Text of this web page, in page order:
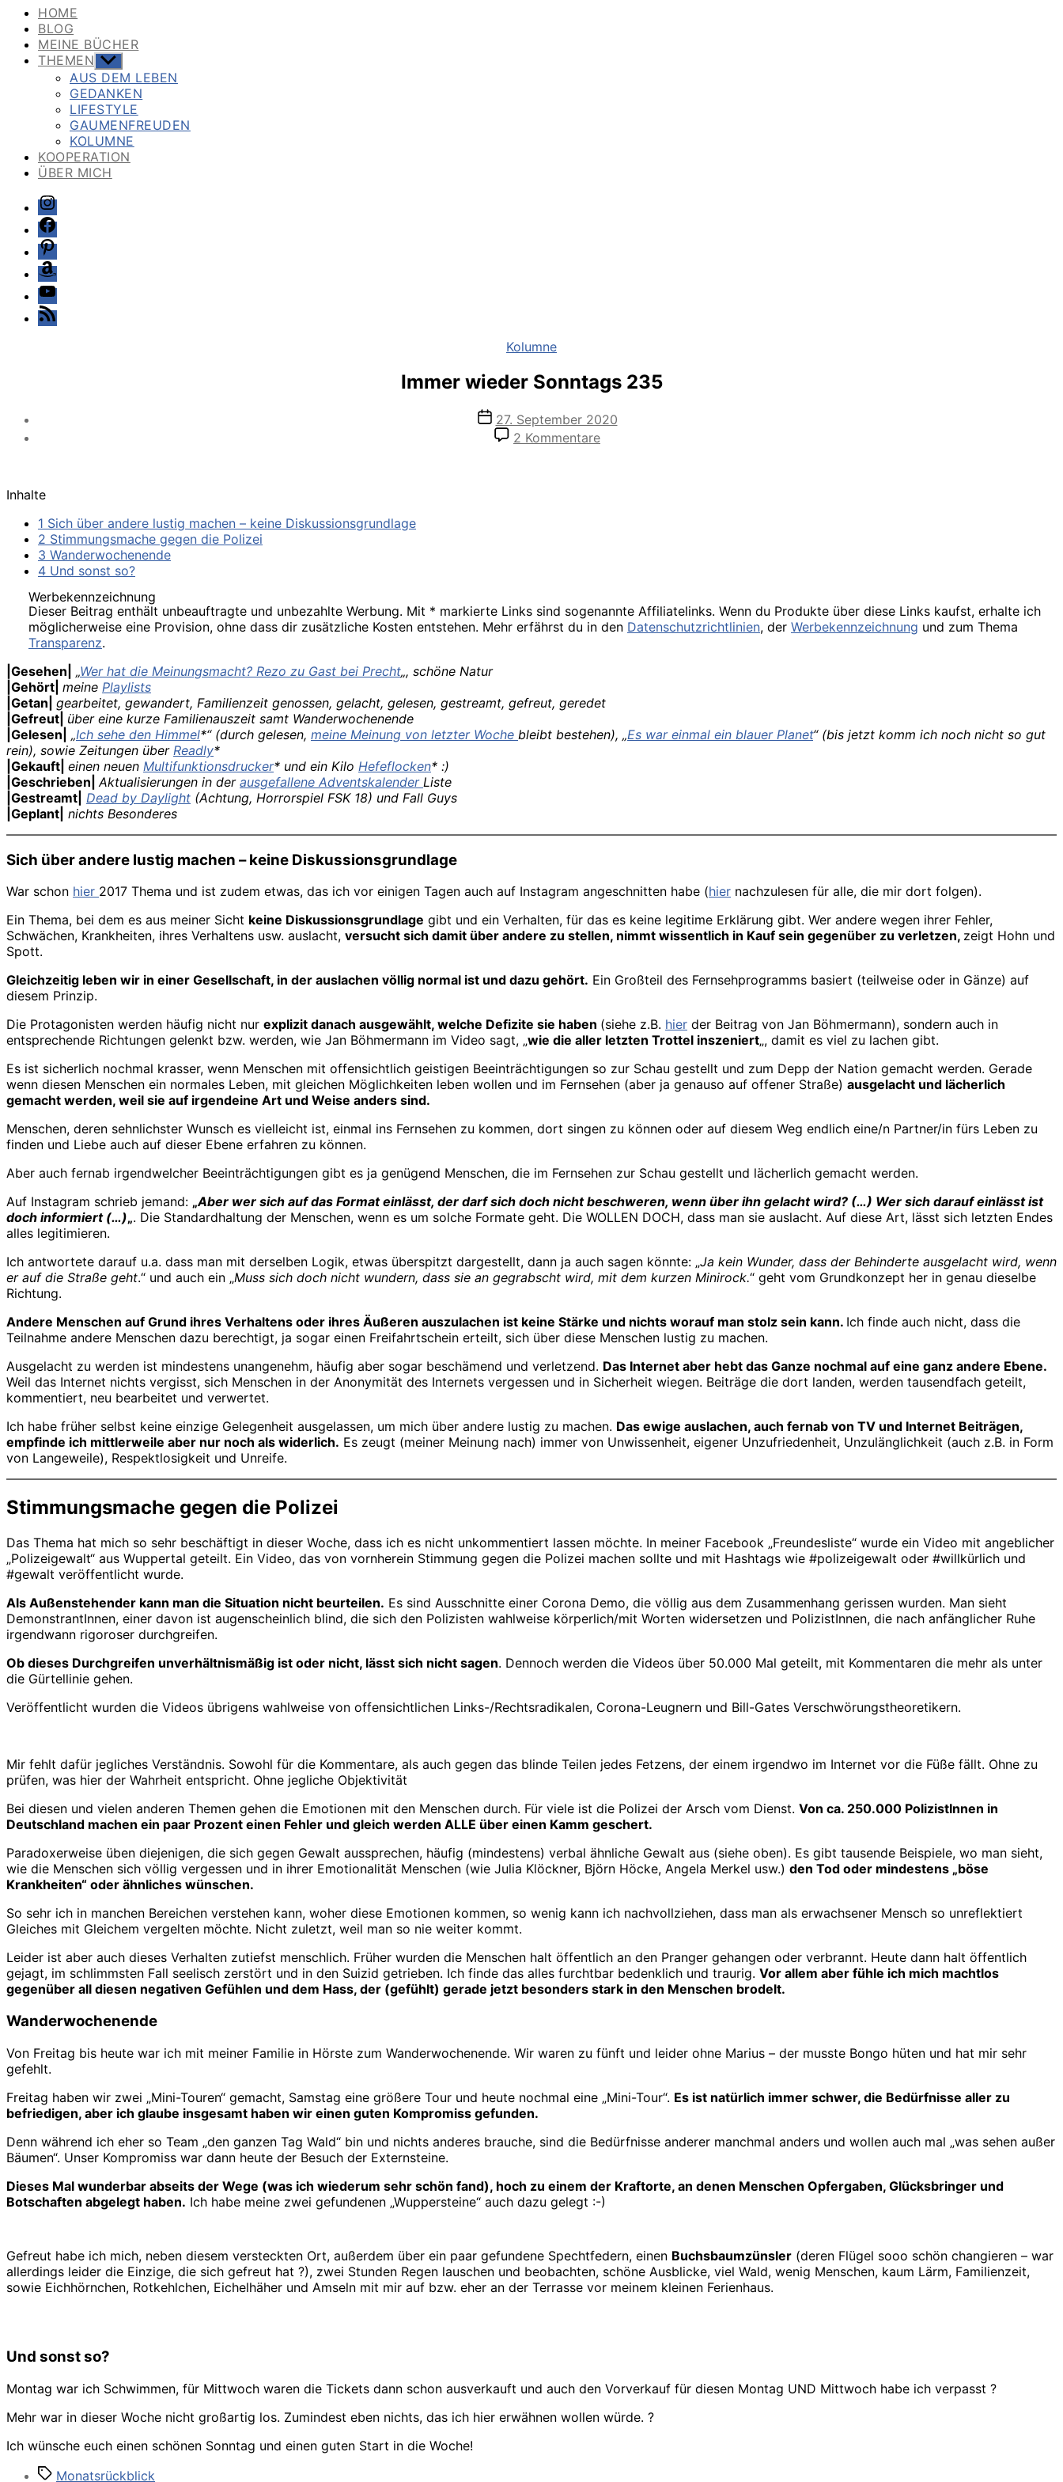
HOME
BLOG
MEINE BÜCHER
THEMEN Untermenü
anzeigen
AUS DEM LEBEN
GEDANKEN
LIFESTYLE
GAUMENFREUDEN
KOLUMNE
KOOPERATION
ÜBER MICH
Instagram
Facebook
Pinterest
Amazon
Youtube
Feed
Kategorien
Kolumne
Immer wieder Sonntags 235
Veröffentlichungsdatum
27. September 2020
2 Kommentarezu
Inhalte
1 Sich über andere lustig machen – keine Diskussionsgrundlage
2 Stimmungsmache gegen die Polizei
3 Wanderwochenende
4 Und sonst so?
Werbekennzeichnung
Dieser Beitrag enthält unbeauftragte und unbezahlte Werbung. Mit * markierte Links sind sogenannte Affiliatelinks. Wenn du Produkte über diese Links kaufst, erhalte ich
möglicherweise eine Provision, ohne dass dir zusätzliche Kosten entstehen. Mehr erfährst du in den Datenschutzrichtlinien, der Werbekennzeichnung und zum Thema
Transparenz.
|Gesehen| „Wer hat die Meinungsmacht? Rezo zu Gast bei Precht„, schöne Natur
|Gehört| meine Playlists
|Getan| gearbeitet, gewandert, Familienzeit genossen, gelacht, gelesen, gestreamt, gefreut, geredet
|Gefreut| über eine kurze Familienauszeit samt Wanderwochenende
|Gelesen| „Ich sehe den Himmel*“ (durch gelesen, meine Meinung von letzter Woche bleibt bestehen), „Es war einmal ein blauer Planet“ (bis jetzt komm ich noch nicht so gut
rein), sowie Zeitungen über Readly*
|Gekauft| einen neuen Multifunktionsdrucker* und ein Kilo Hefeflocken* :)
|Geschrieben| Aktualisierungen in der ausgefallene Adventskalender Liste
|Gestreamt| Dead by Daylight (Achtung, Horrorspiel FSK 18) und Fall Guys
|Geplant| nichts Besonderes
Sich über andere lustig machen – keine Diskussionsgrundlage
War schon hier 2017 Thema und ist zudem etwas, das ich vor einigen Tagen auch auf Instagram angeschnitten habe (hier nachzulesen für alle, die mir dort folgen).
Ein Thema, bei dem es aus meiner Sicht keine Diskussionsgrundlage gibt und ein Verhalten, für das es keine legitime Erklärung gibt. Wer andere wegen ihrer Fehler,
Schwächen, Krankheiten, ihres Verhaltens usw. auslacht, versucht sich damit über andere zu stellen, nimmt wissentlich in Kauf sein gegenüber zu verletzen, zeigt Hohn und
Spott.
Gleichzeitig leben wir in einer Gesellschaft, in der auslachen völlig normal ist und dazu gehört. Ein Großteil des Fernsehprogramms basiert (teilweise oder in Gänze) auf
diesem Prinzip.
Die Protagonisten werden häufig nicht nur explizit danach ausgewählt, welche Defizite sie haben (siehe z.B. hier der Beitrag von Jan Böhmermann), sondern auch in
entsprechende Richtungen gelenkt bzw. werden, wie Jan Böhmermann im Video sagt, „wie die aller letzten Trottel inszeniert„, damit es viel zu lachen gibt.
Es ist sicherlich nochmal krasser, wenn Menschen mit offensichtlich geistigen Beeinträchtigungen so zur Schau gestellt und zum Depp der Nation gemacht werden. Gerade
wenn diesen Menschen ein normales Leben, mit gleichen Möglichkeiten leben wollen und im Fernsehen (aber ja genauso auf offener Straße) ausgelacht und lächerlich
gemacht werden, weil sie auf irgendeine Art und Weise anders sind.
Menschen, deren sehnlichster Wunsch es vielleicht ist, einmal ins Fernsehen zu kommen, dort singen zu können oder auf diesem Weg endlich eine/n Partner/in fürs Leben zu
finden und Liebe auch auf dieser Ebene erfahren zu können.
Aber auch fernab irgendwelcher Beeinträchtigungen gibt es ja genügend Menschen, die im Fernsehen zur Schau gestellt und lächerlich gemacht werden.
Auf Instagram schrieb jemand: „Aber wer sich auf das Format einlässt, der darf sich doch nicht beschweren, wenn über ihn gelacht wird? (…) Wer sich darauf einlässt ist
doch informiert (…)„. Die Standardhaltung der Menschen, wenn es um solche Formate geht. Die WOLLEN DOCH, dass man sie auslacht. Auf diese Art, lässt sich letzten Endes
alles legitimieren.
Ich antwortete darauf u.a. dass man mit derselben Logik, etwas überspitzt dargestellt, dann ja auch sagen könnte: „Ja kein Wunder, dass der Behinderte ausgelacht wird, wenn
er auf die Straße geht.“ und auch ein „Muss sich doch nicht wundern, dass sie an gegrabscht wird, mit dem kurzen Minirock.“ geht vom Grundkonzept her in genau dieselbe
Richtung.
Andere Menschen auf Grund ihres Verhaltens oder ihres Äußeren auszulachen ist keine Stärke und nichts worauf man stolz sein kann. Ich finde auch nicht, dass die
Teilnahme andere Menschen dazu berechtigt, ja sogar einen Freifahrtschein erteilt, sich über diese Menschen lustig zu machen.
Ausgelacht zu werden ist mindestens unangenehm, häufig aber sogar beschämend und verletzend. Das Internet aber hebt das Ganze nochmal auf eine ganz andere Ebene.
Weil das Internet nichts vergisst, sich Menschen in der Anonymität des Internets vergessen und in Sicherheit wiegen. Beiträge die dort landen, werden tausendfach geteilt,
kommentiert, neu bearbeitet und verwertet.
Ich habe früher selbst keine einzige Gelegenheit ausgelassen, um mich über andere lustig zu machen. Das ewige auslachen, auch fernab von TV und Internet Beiträgen,
empfinde ich mittlerweile aber nur noch als widerlich. Es zeugt (meiner Meinung nach) immer von Unwissenheit, eigener Unzufriedenheit, Unzulänglichkeit (auch z.B. in Form
von Langeweile), Respektlosigkeit und Unreife.
Stimmungsmache gegen die Polizei
Das Thema hat mich so sehr beschäftigt in dieser Woche, dass ich es nicht unkommentiert lassen möchte. In meiner Facebook „Freundesliste“ wurde ein Video mit angeblicher
„Polizeigewalt“ aus Wuppertal geteilt. Ein Video, das von vornherein Stimmung gegen die Polizei machen sollte und mit Hashtags wie #polizeigewalt oder #willkürlich und
#gewalt veröffentlicht wurde.
Als Außenstehender kann man die Situation nicht beurteilen. Es sind Ausschnitte einer Corona Demo, die völlig aus dem Zusammenhang gerissen wurden. Man sieht
DemonstrantInnen, einer davon ist augenscheinlich blind, die sich den Polizisten wahlweise körperlich/mit Worten widersetzen und PolizistInnen, die nach anfänglicher Ruhe
irgendwann rigoroser durchgreifen.
Ob dieses Durchgreifen unverhältnismäßig ist oder nicht, lässt sich nicht sagen. Dennoch werden die Videos über 50.000 Mal geteilt, mit Kommentaren die mehr als unter
die Gürtellinie gehen.
Veröffentlicht wurden die Videos übrigens wahlweise von offensichtlichen Links-/Rechtsradikalen, Corona-Leugnern und Bill-Gates Verschwörungstheoretikern.
Mir fehlt dafür jegliches Verständnis. Sowohl für die Kommentare, als auch gegen das blinde Teilen jedes Fetzens, der einem irgendwo im Internet vor die Füße fällt. Ohne zu
prüfen, was hier der Wahrheit entspricht. Ohne jegliche Objektivität
Bei diesen und vielen anderen Themen gehen die Emotionen mit den Menschen durch. Für viele ist die Polizei der Arsch vom Dienst. Von ca. 250.000 PolizistInnen in
Deutschland machen ein paar Prozent einen Fehler und gleich werden ALLE über einen Kamm geschert.
Paradoxerweise üben diejenigen, die sich gegen Gewalt aussprechen, häufig (mindestens) verbal ähnliche Gewalt aus (siehe oben). Es gibt tausende Beispiele, wo man sieht,
wie die Menschen sich völlig vergessen und in ihrer Emotionalität Menschen (wie Julia Klöckner, Björn Höcke, Angela Merkel usw.) den Tod oder mindestens „böse
Krankheiten“ oder ähnliches wünschen.
So sehr ich in manchen Bereichen verstehen kann, woher diese Emotionen kommen, so wenig kann ich nachvollziehen, dass man als erwachsener Mensch so unreflektiert
Gleiches mit Gleichem vergelten möchte. Nicht zuletzt, weil man so nie weiter kommt.
Leider ist aber auch dieses Verhalten zutiefst menschlich. Früher wurden die Menschen halt öffentlich an den Pranger gehangen oder verbrannt. Heute dann halt öffentlich
gejagt, im schlimmsten Fall seelisch zerstört und in den Suizid getrieben. Ich finde das alles furchtbar bedenklich und traurig. Vor allem aber fühle ich mich machtlos
gegenüber all diesen negativen Gefühlen und dem Hass, der (gefühlt) gerade jetzt besonders stark in den Menschen brodelt.
Wanderwochenende
Von Freitag bis heute war ich mit meiner Familie in Hörste zum Wanderwochenende. Wir waren zu fünft und leider ohne Marius – der musste Bongo hüten und hat mir sehr
gefehlt.
Freitag haben wir zwei „Mini-Touren“ gemacht, Samstag eine größere Tour und heute nochmal eine „Mini-Tour“. Es ist natürlich immer schwer, die Bedürfnisse aller zu
befriedigen, aber ich glaube insgesamt haben wir einen guten Kompromiss gefunden.
Denn während ich eher so Team „den ganzen Tag Wald“ bin und nichts anderes brauche, sind die Bedürfnisse anderer manchmal anders und wollen auch mal „was sehen außer
Bäumen“. Unser Kompromiss war dann heute der Besuch der Externsteine.
Dieses Mal wunderbar abseits der Wege (was ich wiederum sehr schön fand), hoch zu einem der Kraftorte, an denen Menschen Opfergaben, Glücksbringer und
Botschaften abgelegt haben. Ich habe meine zwei gefundenen „Wuppersteine“ auch dazu gelegt :-)
Gefreut habe ich mich, neben diesem versteckten Ort, außerdem über ein paar gefundene Spechtfedern, einen Buchsbaumzünsler (deren Flügel sooo schön changieren – war
allerdings leider die Einzige, die sich gefreut hat ?), zwei Stunden Regen lauschen und beobachten, schöne Ausblicke, viel Wald, wenig Menschen, kaum Lärm, Familienzeit,
sowie Eichhörnchen, Rotkehlchen, Eichelhäher und Amseln mit mir auf bzw. eher an der Terrasse vor meinem kleinen Ferienhaus.
Und sonst so?
Montag war ich Schwimmen, für Mittwoch waren die Tickets dann schon ausverkauft und auch den Vorverkauf für diesen Montag UND Mittwoch habe ich verpasst ?
Mehr war in dieser Woche nicht großartig los. Zumindest eben nichts, das ich hier erwähnen wollen würde. ?
Ich wünsche euch einen schönen Sonntag und einen guten Start in die Woche!
Schlagwörter
Monatsrückblick